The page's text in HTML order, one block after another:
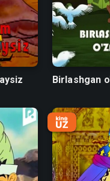
Birlashgan